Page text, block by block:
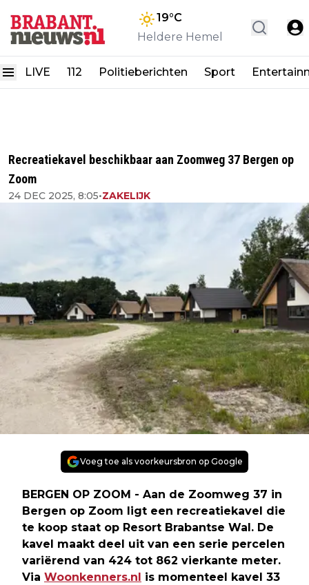
19°C
Heldere Hemel
LIVE 112 Politieberichten Sport
Recreatiekavel beschikbaar aan Zoomweg 37 Bergen op
Zoom
24 DEC 2025, 8:05•ZAKELIJK
Voeg toe als voorkeursbron op Google
BERGEN OP ZOOM - Aan de Zoomweg 37 in
Bergen op Zoom ligt een recreatiekavel die
te koop staat op Resort Brabantse Wal. De
kavel maakt deel uit van een serie percelen
variërend van 424 tot 862 vierkante meter.
Via Woonkenners.nl
is momenteel kavel 33